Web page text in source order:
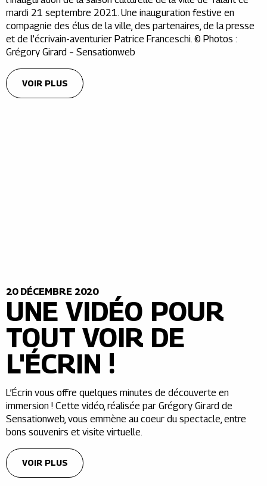
mardi 21 septembre 2021. Une inauguration festive en
compagnie des élus de la ville, des partenaires, de la presse
et de l’écrivain-aventurier Patrice Franceschi. © Photos :
Grégory Girard – Sensationweb
VOIR PLUS
20 DÉCEMBRE 2020
UNE VIDÉO POUR
TOUT VOIR DE
L'ÉCRIN !
L’Écrin vous offre quelques minutes de découverte en
immersion ! Cette vidéo, réalisée par Grégory Girard de
Sensationweb, vous emmène au coeur du spectacle, entre
bons souvenirs et visite virtuelle.
VOIR PLUS